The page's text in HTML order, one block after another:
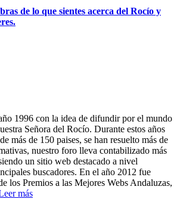
de lo que sientes acerca del Rocío y
1996 con la idea de difundir por el mundo
Señora del Rocío. Durante estos años
más de 150 paises, se han resuelto más de
nuestro foro lleva contabilizado más
un sitio web destacado a nivel
buscadores. En el año 2012 fue
los Premios a las Mejores Webs Andaluzas,
más